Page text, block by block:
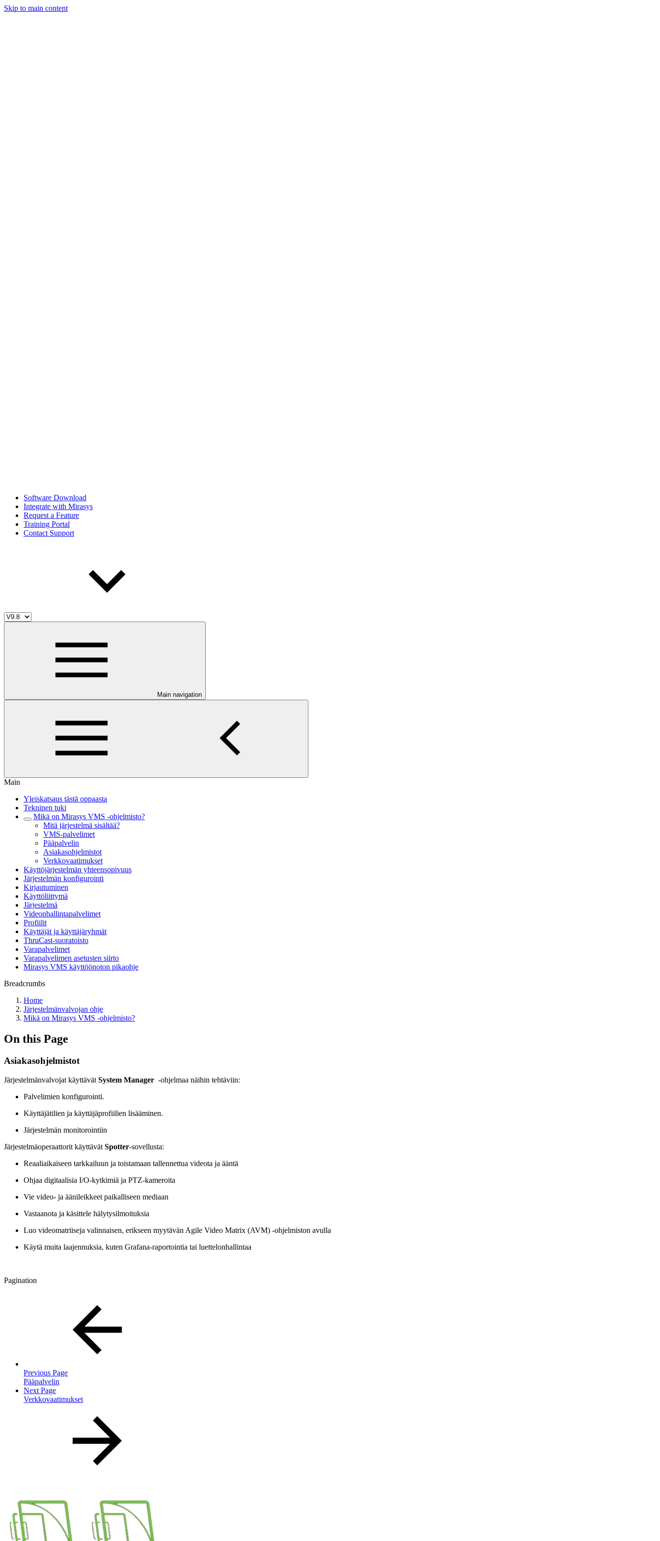
Skip to main content
Software Download
Integrate with Mirasys
Request a Feature
Training Portal
Contact Support
Main navigation
Main
Yleiskatsaus tästä oppaasta
Tekninen tuki
Mikä on Mirasys VMS -ohjelmisto?
Mitä järjestelmä sisältää?
VMS-palvelimet
Pääpalvelin
Asiakasohjelmistot
Verkkovaatimukset
Käyttöjärjestelmän yhteensopivuus
Järjestelmän konfigurointi
Kirjautuminen
Käyttöliittymä
Järjestelmä
Videonhallintapalvelimet
Profiilit
Käyttäjät ja käyttäjäryhmät
ThruCast-suoratoisto
Varapalvelimet
Varapalvelimen asetusten siirto
Mirasys VMS käyttöönoton pikaohje
Breadcrumbs
Home
Järjestelmänvalvojan ohje
Mikä on Mirasys VMS -ohjelmisto?
On this Page
Asiakasohjelmistot
Järjestelmänvalvojat käyttävät System Manager -ohjelmaa näihin tehtäviin:
Palvelimien konfigurointi.
Käyttäjätilien ja käyttäjäprofiilien lisääminen.
Järjestelmän monitorointiin
Järjestelmäoperaattorit käyttävät Spotter-sovellusta:
Reaaliaikaiseen tarkkailuun ja toistamaan tallennettua videota ja ääntä
Ohjaa digitaalisia I/O-kytkimiä ja PTZ-kameroita
Vie video- ja äänileikkeet paikalliseen mediaan
Vastaanota ja käsittele hälytysilmoituksia
Luo videomatriiseja valinnaisen, erikseen myytävän Agile Video Matrix (AVM) -ohjelmiston avulla
Käytä muita laajennuksia, kuten Grafana-raportointia tai luettelonhallintaa
Pagination
Previous Page
Pääpalvelin
Next Page
Verkkovaatimukset